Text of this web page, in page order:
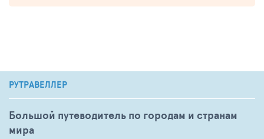
РУТРАВЕЛЛЕР
Большой путеводитель по городам и странам
мира